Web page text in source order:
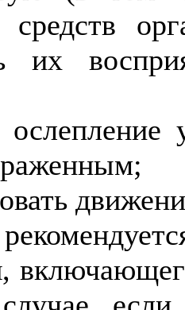
средств
их